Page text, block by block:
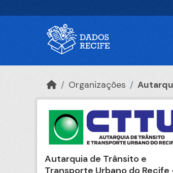
Organizações
Autarquia de Trânsito e
Transporte Urbano do Recife